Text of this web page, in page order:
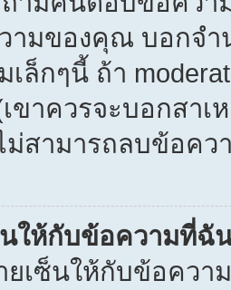
ามของคุณ บอกจ
ล็กๆนี้ ถ้า
ขาควรจะบอกสา
ม่สามารถลบข้อค
นให้กับข้อความที่ฉั
ยเซ็นให้กับข้อคว